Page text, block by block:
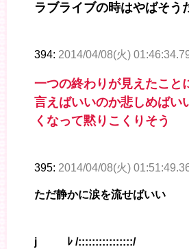
ラブライブの時はやばそう
394: 2014/04/08(火)
一つの終わりが見えたこと
言えばいいのか悲しめばい
くなって黙りこくりそう
395: 2014/04/08(火)
ただ静かに涙を流せばいい
/
j ﾚ /::::::::::::::::/